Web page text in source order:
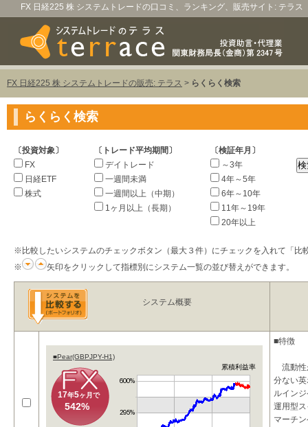
FX 日経225 株 システムトレードの口コミ、ランキング、販売サイト: テラス
FX 日経225 株 システムトレードの販売: テラス > らくらく検索
らくらく検索
〔投資対象〕
FX
日経ETF
株式
〔トレード平均期間〕
デイトレード
一週間未満
一週間以上（中期）
1ヶ月以上（長期）
〔検証年月〕
～3年
4年～5年
6年～10年
11年～19年
20年以上
※比較したいシステムのチェックボタン（最大３件）にチェックを入れて「比
※
矢印をクリックして指標別にシステム一覧の並び替えができます。
システム概要
■Pear(GBPJPY-H1)
累積利益率
17年5ヶ月で
542%
■特徴
流動性
分ない
ルイン
運用型
マーチ